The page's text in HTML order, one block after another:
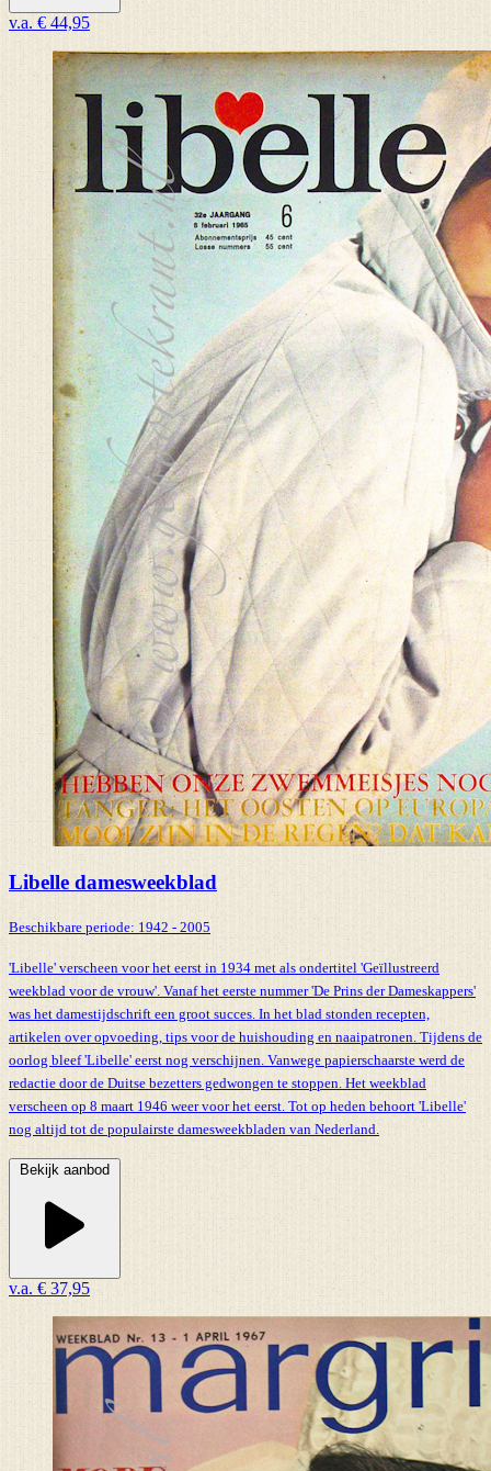
v.a. € 44,95
Libelle damesweekblad
Beschikbare periode: 1942 - 2005
'Libelle' verscheen voor het eerst in 1934 met als ondertitel 'Geïllustreerd
weekblad voor de vrouw'. Vanaf het eerste nummer 'De Prins der Dameskappers'
was het damestijdschrift een groot succes. In het blad stonden recepten,
artikelen over opvoeding, tips voor de huishouding en naaipatronen. Tijdens de
oorlog bleef 'Libelle' eerst nog verschijnen. Vanwege papierschaarste werd de
redactie door de Duitse bezetters gedwongen te stoppen. Het weekblad
verscheen op 8 maart 1946 weer voor het eerst. Tot op heden behoort 'Libelle'
nog altijd tot de populairste damesweekbladen van Nederland.
Bekijk aanbod
v.a. € 37,95